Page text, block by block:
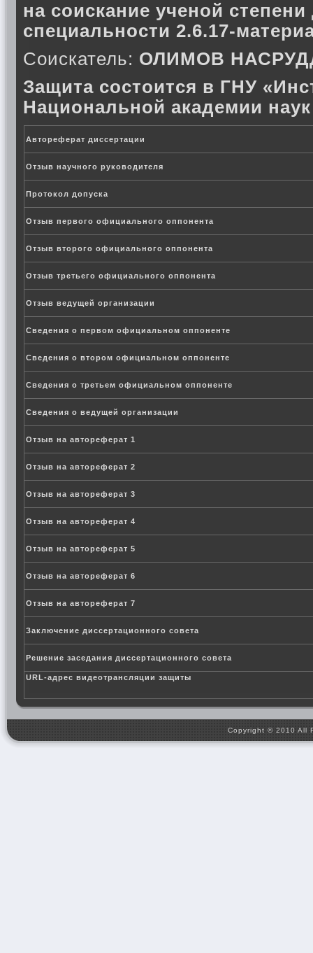
на соискание ученой
специальности 2.6.17-
Соискатель: ОЛИМОВ
Защита состоится в ГНУ
Национальной академии
Автореферат диссертации
Отзыв научного руководителя
Протокол допуска
Отзыв первого официального оппонента
Отзыв второго официального оппонента
Отзыв третьего официального оппонента
Отзыв ведущей организации
Сведения о первом официальном оппоненте
Сведения о втором официальном оппоненте
Сведения о третьем официальном оппоненте
Сведения о ведущей организации
Отзыв на автореферат 1
Отзыв на автореферат 2
Отзыв на автореферат 3
Отзыв на автореферат 4
Отзыв на автореферат 5
Отзыв на автореферат 6
Отзыв на автореферат 7
Заключение диссертационного совета
Решение заседания диссертационного совета
URL-адрес видеотрансляции защиты
Copyright © 2010 All